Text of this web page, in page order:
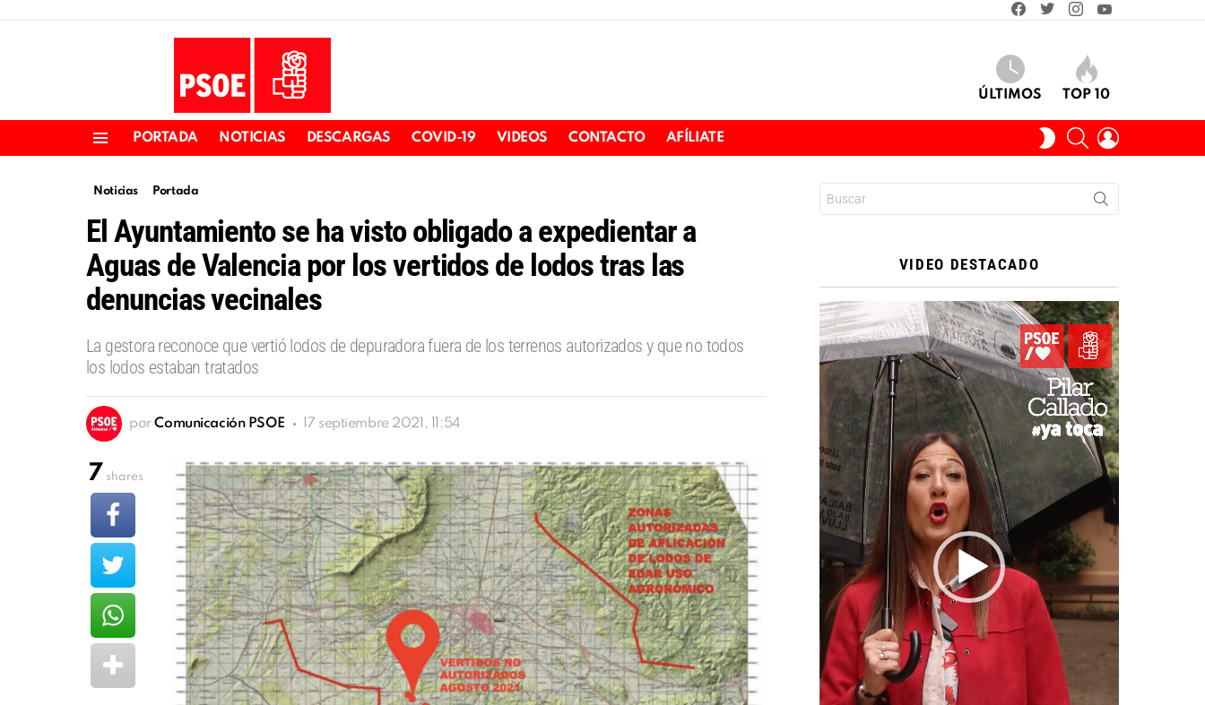
ÚLTIMOS TOP 10
PORTADA NOTICIAS DESCARGAS COVID-19 VIDEOS CONTACTO AFÍLIATE
SWITCH
SKIN
BUSCAR
Noticias Portada
El Ayuntamiento se ha visto obligado a expedientar a
Aguas de Valencia por los vertidos de lodos tras las
denuncias vecinales
La gestora reconoce que vertió lodos de depuradora fuera de los terrenos autorizados y que no todos
los lodos estaban tratados
por Comunicación PSOE 17 septiembre 2021, 11:54
7 shares
VIDEO DESTACADO
Reproductor
de
vídeo